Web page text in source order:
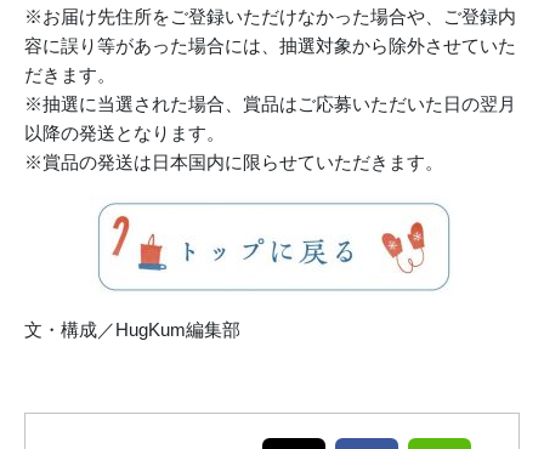
※お届け先住所をご登録いただけなかった場合や、ご登録内
容に誤り等があった場合には、抽選対象から除外させていた
だきます。
※抽選に当選された場合、賞品はご応募いただいた日の翌月
以降の発送となります。
※賞品の発送は日本国内に限らせていただきます。
文・構成／HugKum編集部